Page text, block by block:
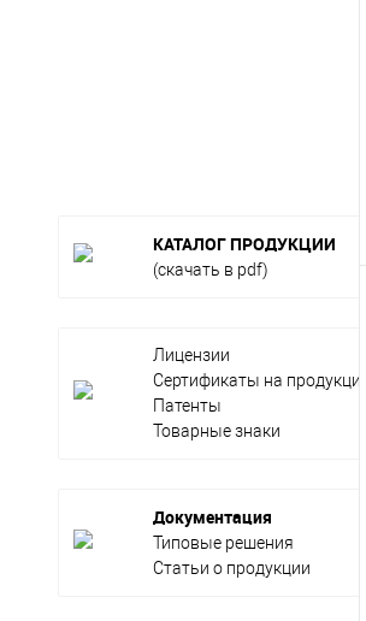
КАТАЛОГ ПРОДУКЦИИ
(скачать в pdf)
Лицензии
Сертификаты на продукцию
Патенты
Товарные знаки
Документация
Типовые решения
Статьи о продукции